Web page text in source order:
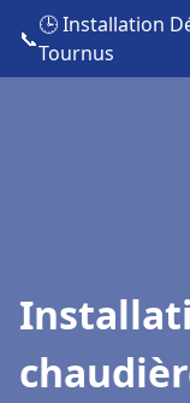
📞
🕒 Installation
Tournus